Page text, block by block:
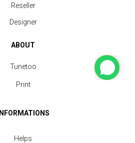
Reseller
Designer
ABOUT
Tunetoo
Print
INFORMATIONS
Helps